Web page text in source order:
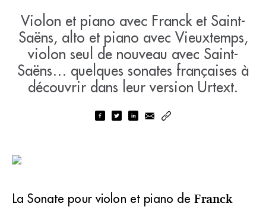
Violon et piano avec Franck et Saint-
Saëns, alto et piano avec Vieuxtemps,
violon seul de nouveau avec Saint-
Saëns… quelques sonates françaises à
découvrir dans leur version Urtext.
La Sonate pour violon et piano deFranck